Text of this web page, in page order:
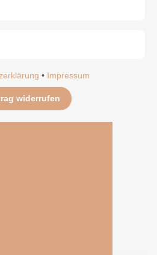
• Impressum
widerrufen